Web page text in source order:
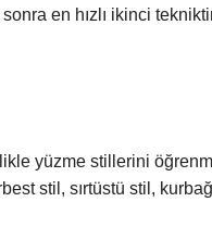
en hızlı ikinci
yüzme stillerini
stil, sırtüstü stil,